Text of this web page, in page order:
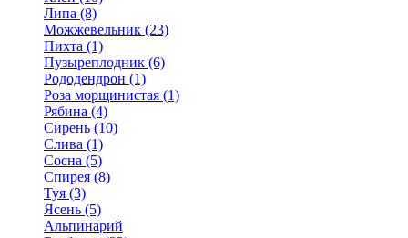
Липа (8)
Можжевельник (23)
Пихта (1)
Пузыреплодник (6)
Рододендрон (1)
Роза морщинистая (1)
Рябина (4)
Сирень (10)
Слива (1)
Сосна (5)
Спирея (8)
Туя (3)
Ясень (5)
Альпинарий